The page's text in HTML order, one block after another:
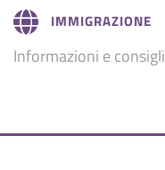
IMMIGRAZIONE
Informazioni e